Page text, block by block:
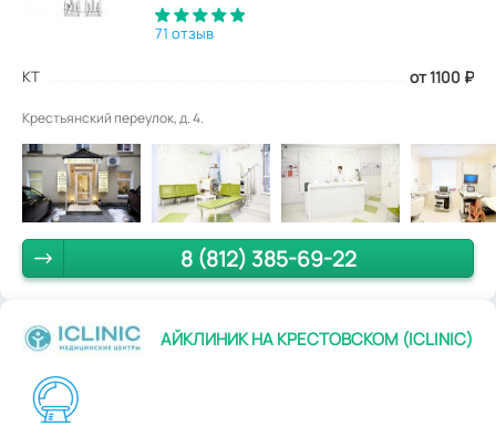
71 отзыв
КТ от 1100 ₽
Крестьянский переулок, д. 4.
8 (812) 385-69-22
АЙКЛИНИК НА КРЕСТОВСКОМ (ICLINIC)